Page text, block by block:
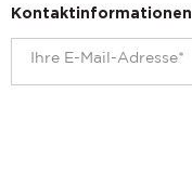
Kontaktinformationen